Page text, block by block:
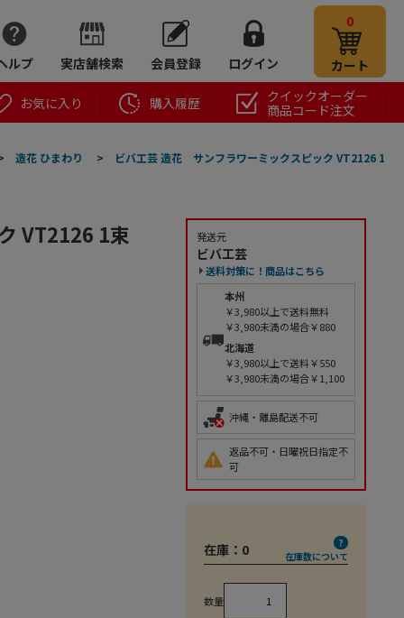
ルプ 実店舗検索 会員登録 ログイン
0
カート
お気に入り 購入履歴
クイックオーダー
商品コード注文
造花 ひまわり > ビバ工芸 造花 サンフラワーミックスピック VT2126 1
VT2126 1束 発送元
ビバ工芸
送料対策に！商品はこちら
本州
￥3,980以上で送料無料
￥3,980未満の場合￥880
北海道
￥3,980以上で送料￥550
￥3,980未満の場合￥1,100
沖縄・離島配送不可
返品不可・日曜祝日指定不
可
在庫： 0 在庫数について
数量